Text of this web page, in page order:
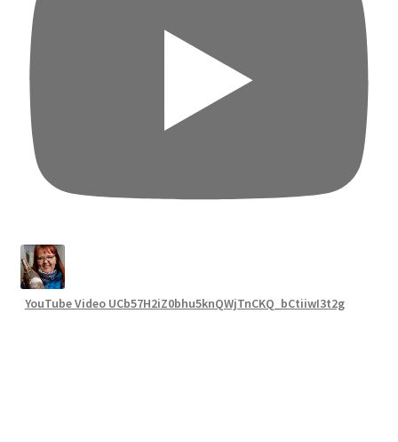
YouTube Video UCb57H2iZ0bhu5knQWjTnCKQ_bCtiiwI3t2g